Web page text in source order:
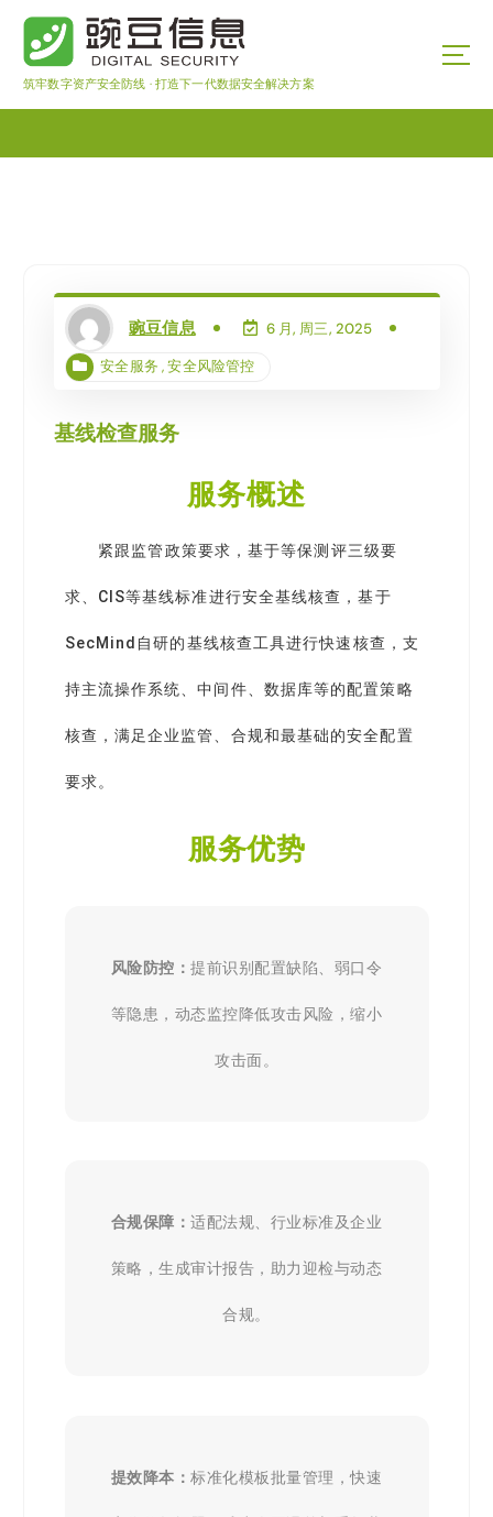
筑牢数字资产安全防线 · 打造下一代数据安全解决方案
豌豆信息 6 月, 周三, 2025
安全服务 ,安全风险管控
基线检查服务
服务概述
紧跟监管政策要求，基于等保测评三级要
求、CIS等基线标准进行安全基线核查，基于
SecMind自研的基线核查工具进行快速核查，支
持主流操作系统、中间件、数据库等的配置策略
核查，满足企业监管、合规和最基础的安全配置
要求。
服务优势
风险防控：提前识别配置缺陷、弱口令
等隐患，动态监控降低攻击风险，缩小
攻击面。
合规保障：适配法规、行业标准及企业
策略，生成审计报告，助力迎检与动态
合规。
提效降本：标准化模板批量管理，快速